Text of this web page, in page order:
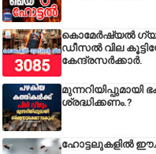
കൊമേർഷ്യൽ
ഡീസല്‍ വില
കേന്ദ്രസര്‍ക്കാര്‍.
ശ്രദ്ധിക്കണം.?
ഹോട്ടലുകളിൽ